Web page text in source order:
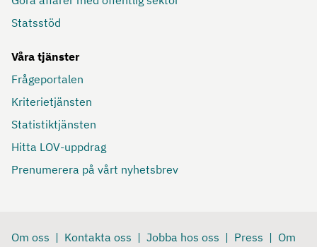
Statsstöd
Våra tjänster
Frågeportalen
Kriterietjänsten
Statistiktjänsten
Hitta LOV-uppdrag
Prenumerera på vårt nyhetsbrev
Om oss Kontakta oss Jobba hos oss Press
Om